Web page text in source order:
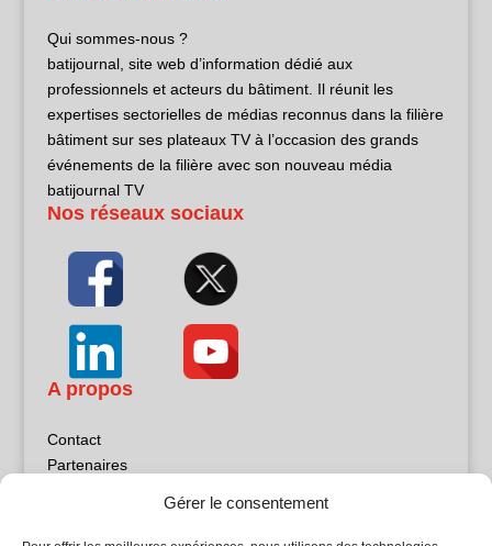
Gérer le consentement
Qui sommes-nous ?
batijournal, site web d’information dédié aux
professionnels et acteurs du bâtiment. Il réunit les
expertises sectorielles de médias reconnus dans la filière
bâtiment sur ses plateaux TV à l’occasion des grands
événements de la filière avec son nouveau média
batijournal TV
Nos réseaux sociaux
A propos
Contact
Partenaires
Politique de confidentialité